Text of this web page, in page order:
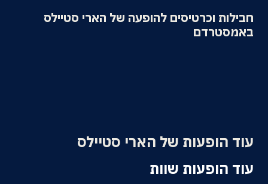
אודות
חבילות וכרטיסים להופעה של הארי סטיילס
באמסטרדם
עוד הופעות של הארי סטיילס
עוד הופעות שוות